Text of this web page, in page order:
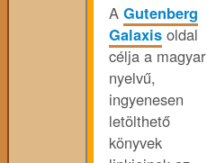
A Gutenberg
Galaxis oldal
célja a magyar
nyelvű,
ingyenesen
letölthető
könyvek